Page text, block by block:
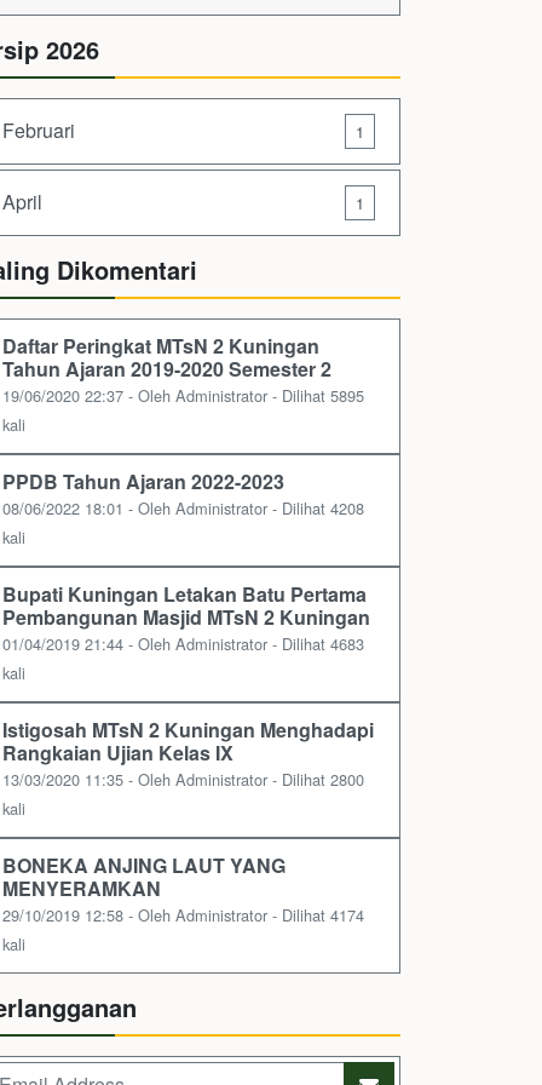
2026
Februari 1
April 1
Dikomentari
Daftar Peringkat MTsN 2 Kuningan
Tahun Ajaran 2019-2020 Semester 2
19/06/2020 22:37 - Oleh Administrator - Dilihat 5895
kali
PPDB Tahun Ajaran 2022-2023
08/06/2022 18:01 - Oleh Administrator - Dilihat 4208
kali
Bupati Kuningan Letakan Batu Pertama
Pembangunan Masjid MTsN 2 Kuningan
01/04/2019 21:44 - Oleh Administrator - Dilihat 4683
kali
Istigosah MTsN 2 Kuningan Menghadapi
Rangkaian Ujian Kelas IX
13/03/2020 11:35 - Oleh Administrator - Dilihat 2800
kali
BONEKA ANJING LAUT YANG
MENYERAMKAN
29/10/2019 12:58 - Oleh Administrator - Dilihat 4174
kali